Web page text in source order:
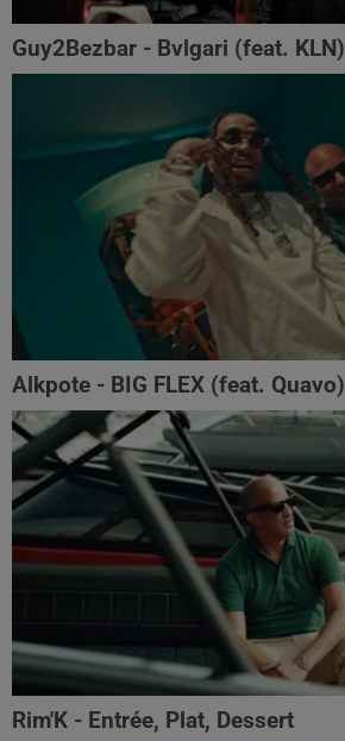
Guy2Bezbar - Bvlgari (feat. KLN)
Alkpote - BIG FLEX (feat. Quavo)
Rim'K - Entrée, Plat, Dessert